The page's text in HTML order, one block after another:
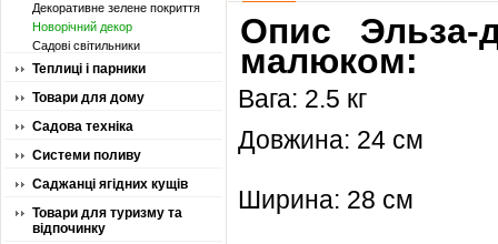
Декоративне зелене покриття
Новорічний декор
Садові світильники
Теплиці і парники
Товари для дому
Садова техніка
Системи поливу
Саджанці ягідних кущів
Товари для туризму та
відпочинку
Опис Эльза-
малюком:
Вага: 2.5 кг
Довжина: 24 см
Ширина: 28 см